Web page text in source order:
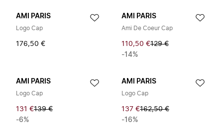
AMI PARIS
Logo Cap
176,50 €
AMI PARIS
Ami De Coeur Cap
110,50 €129 €
-14%
AMI PARIS
Logo Cap
131 €139 €
-6%
AMI PARIS
Logo Cap
137 €162,50 €
-16%